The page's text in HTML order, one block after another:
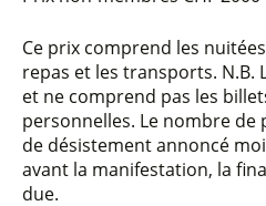
Ce prix comprend les
repas et les transports. N.B.
et ne comprend pas les
personnelles. Le nombre de
de désistement annoncé
avant la manifestation, la
due.